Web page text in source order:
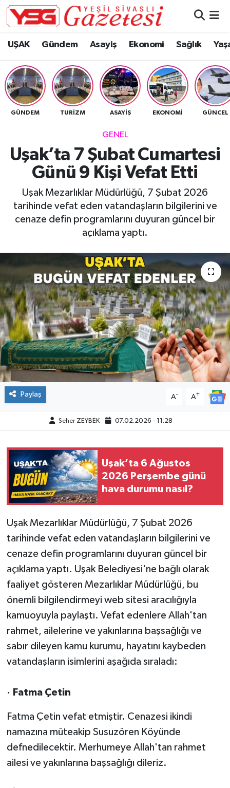
UŞAK Gündem Asayiş Ekonomi Sağlık
GÜNDEM TURIZM ASAYIŞ EKONOMI GÜNCEL
GENEL
Uşak’ta 7 Şubat Cumartesi
Günü 9 Kişi Vefat Etti
Uşak Mezarlıklar Müdürlüğü, 7 Şubat 2026
tarihinde vefat eden vatandaşların bilgilerini ve
cenaze defin programlarını duyuran güncel bir
açıklama yaptı.
Paylaş A- A+
Seher ZEYBEK 07.02.2026 - 11:28
Uşak’ta 6 Ağustos
2026 Perşembe günü
hava durumu nasıl?
Uşak Mezarlıklar Müdürlüğü, 7 Şubat 2026
tarihinde vefat eden vatandaşların bilgilerini ve
cenaze defin programlarını duyuran güncel bir
açıklama yaptı. Uşak Belediyesi'ne bağlı olarak
faaliyet gösteren Mezarlıklar Müdürlüğü, bu
önemli bilgilendirmeyi web sitesi aracılığıyla
kamuoyuyla paylaştı. Vefat edenlere Allah'tan
rahmet, ailelerine ve yakınlarına başsağlığı ve
sabır dileyen kamu kurumu, hayatını kaybeden
vatandaşların isimlerini aşağıda sıraladı:
· Fatma Çetin
Fatma Çetin vefat etmiştir. Cenazesi ikindi
namazına müteakip Susuzören Köyünde
defnedilecektir. Merhumeye Allah'tan rahmet
ailesi ve yakınlarına başsağlığı dileriz.
Hava Durumu
Namaz Vakitleri
Trafik Durumu
Tüm Manşetler
Son Dakika Haberleri
Haber Arşivi